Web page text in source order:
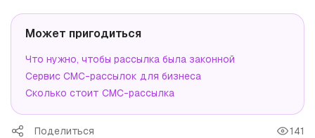
Может пригодиться
Что нужно, чтобы рассылка была законной
Сервис СМС-рассылок для бизнеса
Сколько стоит СМС-рассылка
Поделиться 141